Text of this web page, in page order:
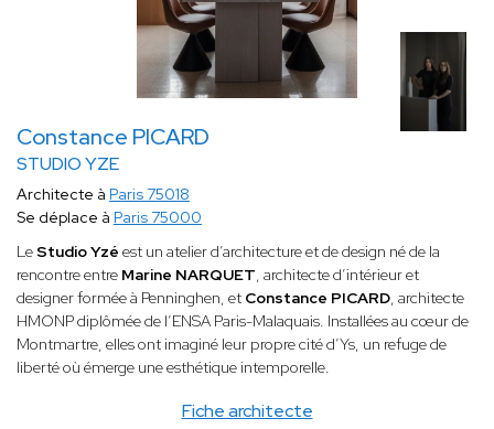
Constance PICARD
STUDIO YZE
Fiche architecte
Architecte à Paris 75018
Se déplace à Paris 75000
LeStudio Yzé est un atelier d’architecture et de design né de la
rencontre entre Marine NARQUET, architecte d’intérieur et
designer formée à Penninghen, et Constance PICARD, architecte
HMONP diplômée de l’ENSA Paris-Malaquais. Installées au cœur de
Montmartre, elles ont imaginé leur propre cité d’Ys, un refuge de
liberté où émerge une esthétique intemporelle.